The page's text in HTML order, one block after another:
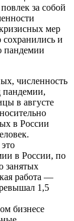
за собой
мер
сохранились и
пандемии
численность
пандемии,
в августе
в России
в России, по
занятых
работа —
1,5
бизнесе